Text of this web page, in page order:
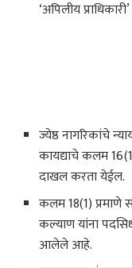
‘अपिलीय
ज्येष्ठ नागरिकांचे
कायद्याचे कलम
दाखल करता येईल.
कलम 18(1) प्रमाणे
कल्याण यांना
आलेले आहे.